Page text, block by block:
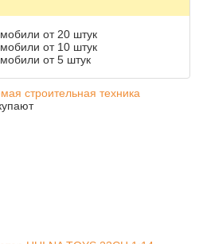
от 20 штук
от 10 штук
от 5 штук
строительная техника